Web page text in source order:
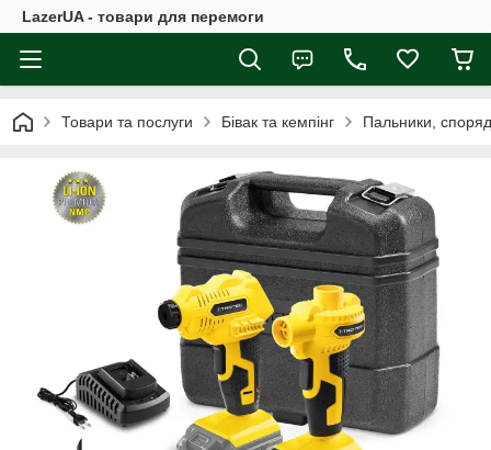
LazerUA - товари для перемоги
Товари та послуги Бівак та кемпінг Пальники,